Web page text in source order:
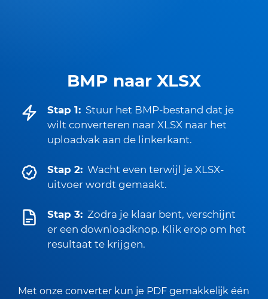
BMP naar XLSX
Stap 1: Stuur het BMP-bestand dat je
wilt converteren naar XLSX naar het
uploadvak aan de linkerkant.
Stap 2: Wacht even terwijl je XLSX-
uitvoer wordt gemaakt.
Stap 3: Zodra je klaar bent, verschijnt
er een downloadknop. Klik erop om het
resultaat te krijgen.
Met onze converter kun je PDF gemakkelijk één